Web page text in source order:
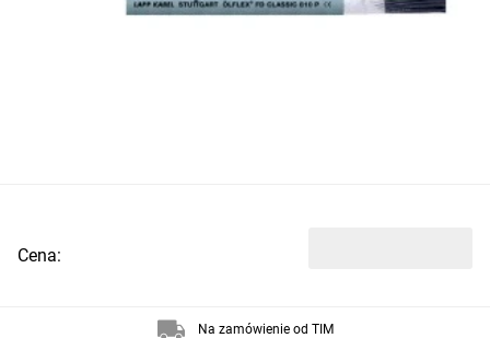
Cena:
Na zamówienie od TIM